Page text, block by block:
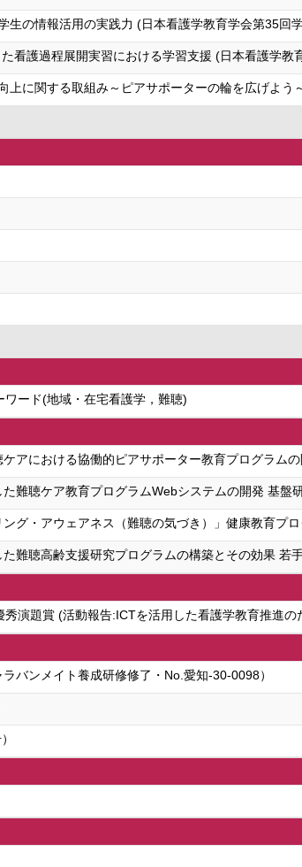
生の情報活用の実践力 (日本看護学教育学会第35回
看護過程展開実習における学習支援 (日本看護学教
上に関する取組み～ピアサポーターの輪を広げよ
ード(地域・在宅看護学，難聴)
アにおける協働的ピアサポーター教育プログラム
難聴ケア教育プログラムWebシステムの開発 基盤
グ・アウェアネス（難聴の気づき）」健康教育プ
難聴高齢支援研究プログラムの構築とその効果 若
演題賞 (活動報告:ICTを活用した看護学教育推進
バンメイト養成研修修了・No.愛知-30-0098）